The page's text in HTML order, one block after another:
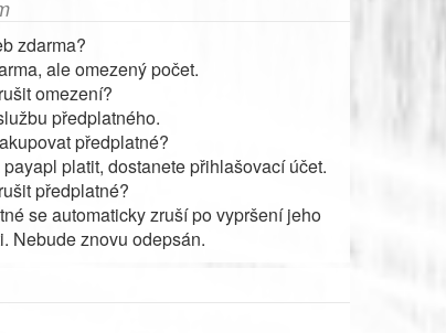
zdarma?
ale omezený počet.
omezení?
předplatného.
předplatné?
platit, dostanete přihlašovací účet.
předplatné?
se automaticky zruší po vypršení jeho
Nebude znovu odepsán.